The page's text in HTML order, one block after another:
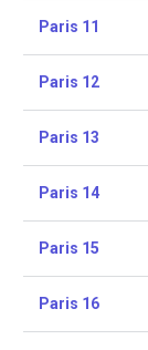
Paris 11
Paris 12
Paris 13
Paris 14
Paris 15
Paris 16